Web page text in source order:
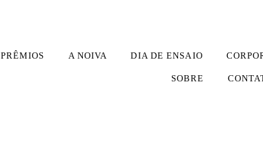
PRÊMIOS A NOIVA DIA DE ENSAIO
SOBRE